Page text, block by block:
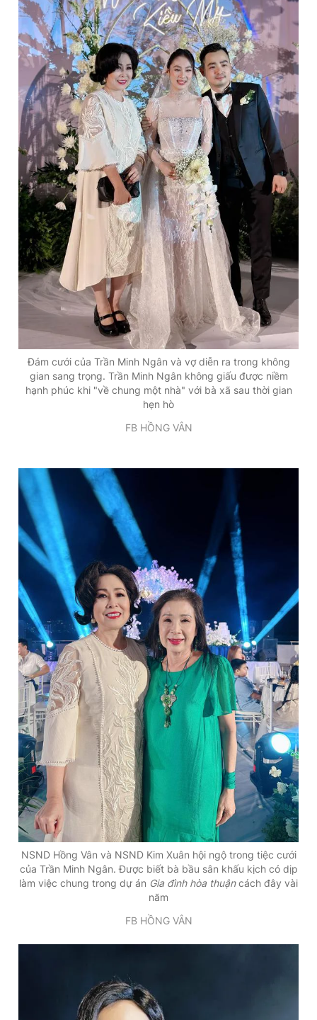
Tổng biên tập: Nguyễn Ngọc Toàn
Phó tổng biên tập thường trực: Hải Thành
Phó tổng biên tập: Lâm Hiếu Dũng
Phó tổng biên tập: Trần Việt Hưng
Tổng thư ký tòa soạn: Đức Trung
Giấy phép xuất bản số 110/GP - BTTTT cấp ngày 24.3.2020
© 2003-2026 Bản quyền thuộc về Báo Thanh Niên. Cấm sao
chép dưới mọi hình thức nếu không có sự chấp thuận bằng văn
bản. Phát triển bởi ePi Technologies, JSC.
Đám cưới của Trần Minh Ngân và vợ diễn ra trong không
gian sang trọng. Trần Minh Ngân không giấu được niềm
hạnh phúc khi "về chung một nhà" với bà xã sau thời gian
hẹn hò
FB HỒNG VÂN
NSND Hồng Vân và NSND Kim Xuân hội ngộ trong tiệc cưới
của Trần Minh Ngân. Được biết bà bầu sân khấu kịch có dịp
làm việc chung trong dự án Gia đình hòa thuậncách đây vài
năm
FB HỒNG VÂN